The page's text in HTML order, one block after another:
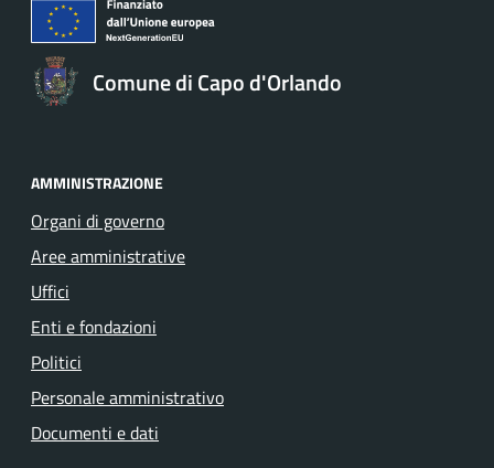
Comune di Capo d'Orlando
AMMINISTRAZIONE
Organi di governo
Aree amministrative
Uffici
Enti e fondazioni
Politici
Personale amministrativo
Documenti e dati